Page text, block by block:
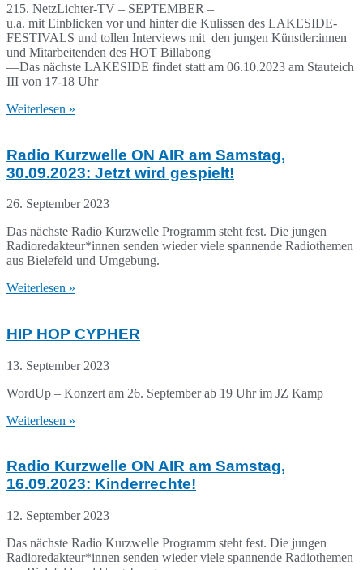
215. NetzLichter-TV – SEPTEMBER –
u.a. mit Einblicken vor und hinter die Kulissen des LAKESIDE-
FESTIVALS und tollen Interviews mit den jungen Künstler:innen
und Mitarbeitenden des HOT Billabong
—Das nächste LAKESIDE findet statt am 06.10.2023 am Stauteich
III von 17-18 Uhr —
Weiterlesen »
Radio Kurzwelle ON AIR am Samstag,
30.09.2023: Jetzt wird gespielt!
26. September 2023
Das nächste Radio Kurzwelle Programm steht fest. Die jungen
Radioredakteur*innen senden wieder viele spannende Radiothemen
aus Bielefeld und Umgebung.
Weiterlesen »
HIP HOP CYPHER
13. September 2023
WordUp – Konzert am 26. September ab 19 Uhr im JZ Kamp
Weiterlesen »
Radio Kurzwelle ON AIR am Samstag,
16.09.2023: Kinderrechte!
12. September 2023
Das nächste Radio Kurzwelle Programm steht fest. Die jungen
Radioredakteur*innen senden wieder viele spannende Radiothemen